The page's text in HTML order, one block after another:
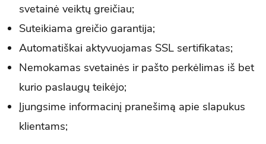
svetainė veiktų greičiau;
Suteikiama greičio garantija;
Automatiškai aktyvuojamas SSL sertifikatas;
Nemokamas svetainės ir pašto perkėlimas iš bet
kurio paslaugų teikėjo;
Įjungsime informacinį pranešimą apie slapukus
klientams;